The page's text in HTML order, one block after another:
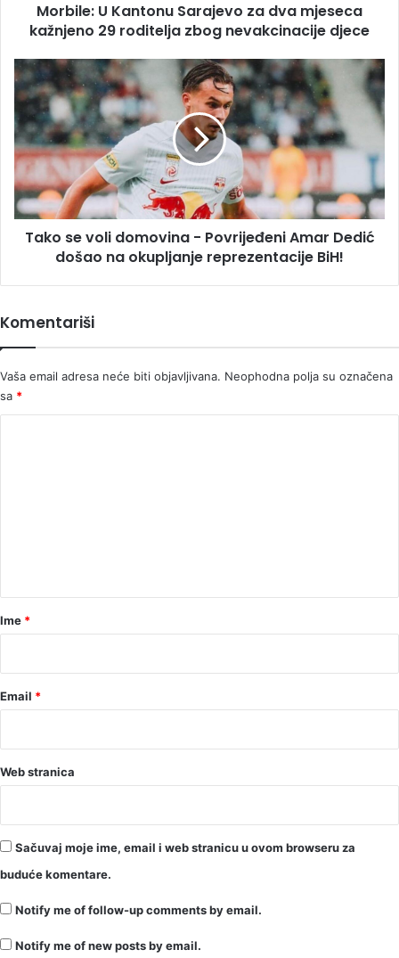
roditelja
zbog
djece
Morbile: U Kantonu Sarajevo za dva mjeseca
kažnjeno 29 roditelja zbog nevakcinacije djece
Tako
se
voli
domovina
-
Povrijeđeni
Amar
Dedić
došao
na
okupljanje
Tako se voli domovina - Povrijeđeni Amar Dedić
došao na okupljanje reprezentacije BiH!
Komentariši
Vaša email adresa neće biti objavljivana. Neophodna polja su označena
sa *
rIme *
Email *
Web stranica
Sačuvaj moje ime, email i web stranicu u ovom browseru za
buduće komentare.
Notify me of follow-up comments by email.
Notify me of new posts by email.